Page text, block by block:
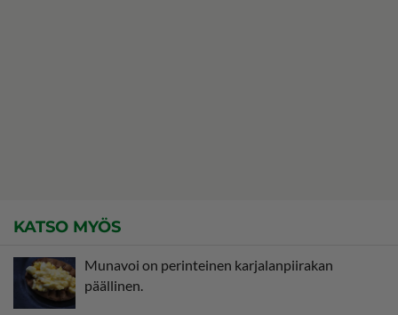
KATSO MYÖS
Munavoi on perinteinen karjalanpiirakan
päällinen.